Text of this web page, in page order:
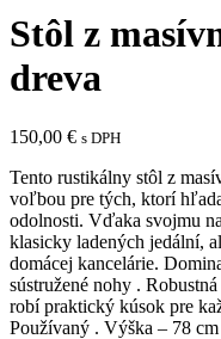
Stôl z
dreva
150,00 € s DPH
Tento rustikálny stôl z
voľbou pre tých, ktorí
odolnosti. Vďaka svojmu
klasicky ladených jedální,
domácej kancelárie.
sústružené nohy .
robí praktický kúsok pre
Používaný . Výška – 78